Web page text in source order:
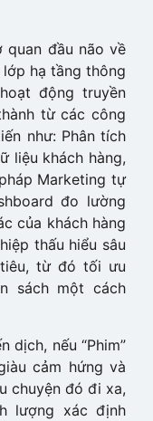
quan đầu não về
hạ tầng thông
động truyền
từ các công
như: Phân tích
liệu khách hàng,
Marketing tự
đo lường
của khách hàng
thấu hiểu sâu
từ đó tối ưu
sách một cách
dịch, nếu “Phim”
cảm hứng và
chuyện đó đi xa,
lượng xác định